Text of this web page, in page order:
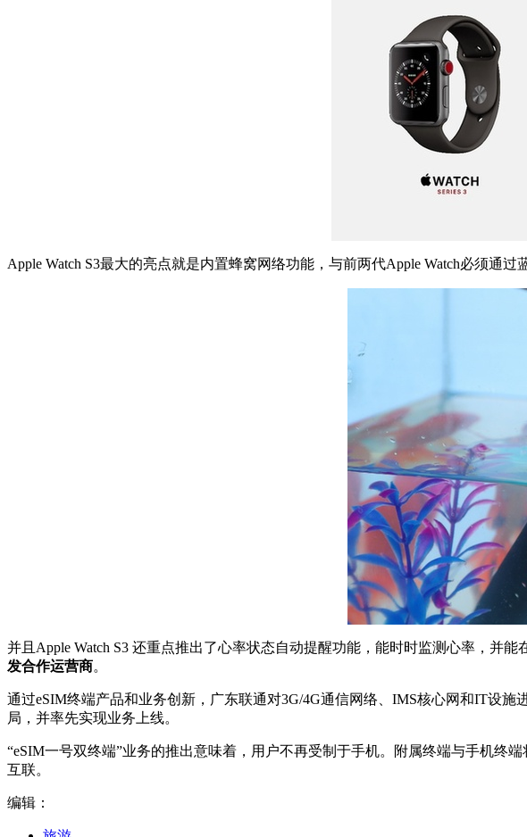
Apple Watch S3最大的亮点就是内置蜂窝网络功能，与前两代Apple Watch必须通
并且Apple Watch S3 还重点推出了心率状态自动提醒功能，能时时监测心率，并
发合作运营商。
通过eSIM终端产品和业务创新，广东联通对3G/4G通信网络、IMS核心网和IT设
局，并率先实现业务上线。
“eSIM一号双终端”业务的推出意味着，用户不再受制于手机。附属终端与手机终
互联。
编辑：